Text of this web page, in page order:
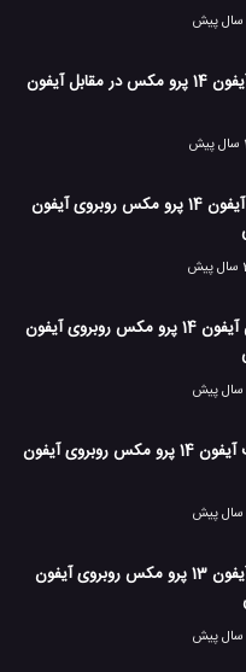
نبرد سرعت آیفون 14 پرو مکس در مقابل آیفون
تخلیه باتری آیفون 14 پرو مکس روبروی آیفون
مقایسه کامل آیفون 14 پرو مکس روبروی آیفون
مبارزه سرعت آیفون 14 پرو مکس روبروی آیفون
نبرد سرعت آیفون 13 پرو مکس روبروی آیفون